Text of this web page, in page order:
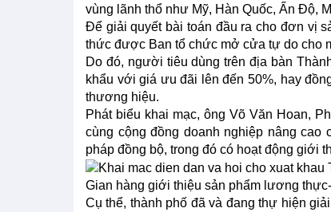
vùng lãnh thổ như Mỹ, Hàn Quốc, Ấn Độ,
Để giải quyết bài toán đầu ra cho đơn vị
thức được Ban tổ chức mở cửa tự do cho
Do đó, người tiêu dùng trên địa bàn
khẩu với giá ưu đãi lên đến 50%, hay
thương hiệu.
Phát biểu khai mạc, ông Võ Văn Hoan,
cùng cộng đồng doanh nghiệp nâng
pháp đồng bộ, trong đó có hoạt động giới
Gian hàng giới thiệu sản phẩm lương
Cụ thể, thành phố đã và đang thự hiện